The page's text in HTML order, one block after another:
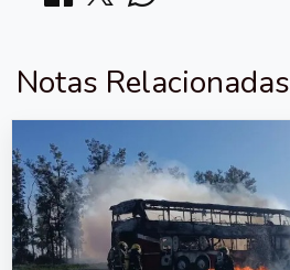
Notas Relacionadas